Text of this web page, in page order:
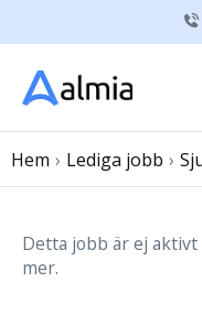
Hem
Vårdgivare
Om oss
Hem › Lediga jobb ›
Detta jobb är ej
mer.